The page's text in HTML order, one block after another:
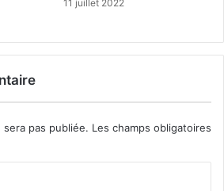
11 juillet 2022
pas publiée. Les champs obligatoires